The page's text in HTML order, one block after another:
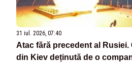
31 iul. 2026, 07:40
Atac fără precedent al Rusiei.
din Kiev deținută de o